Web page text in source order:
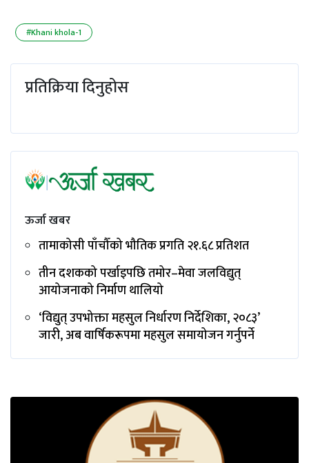
#Khani khola-1
प्रतिक्रिया दिनुहोस
ऊर्जा खबर
तामाकोसी पाँचौँको भौतिक प्रगति २१.६८ प्रतिशत
तीन दशकको पर्खाइपछि तमोर–मेवा जलविद्युत्
आयोजनाको निर्माण थालियो
‘विद्युत् उपभोक्ता महसुल निर्धारण निर्देशिका, २०८३’
जारी, अब वार्षिकरूपमा महसुल समायोजन गर्नुपर्ने